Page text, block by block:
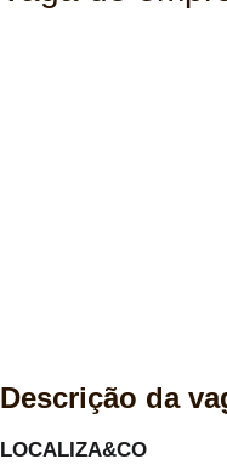
Descrição da
LOCALIZA&CO